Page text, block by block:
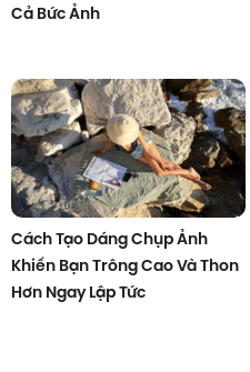
Cả Bức Ảnh
Cách Tạo Dáng Chụp Ảnh
Khiến Bạn Trông Cao Và Thon
Hơn Ngay Lập Tức